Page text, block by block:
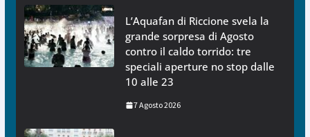
L’Aquafan di Riccione svela la
grande sorpresa di Agosto
contro il caldo torrido: tre
speciali aperture no stop dalle
10 alle 23
7 Agosto 2026